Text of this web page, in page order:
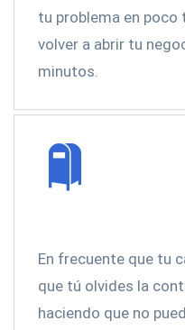
tu problema en poco
volver a abrir tu
minutos.
En frecuente que tu
que tú olvides la
haciendo que no